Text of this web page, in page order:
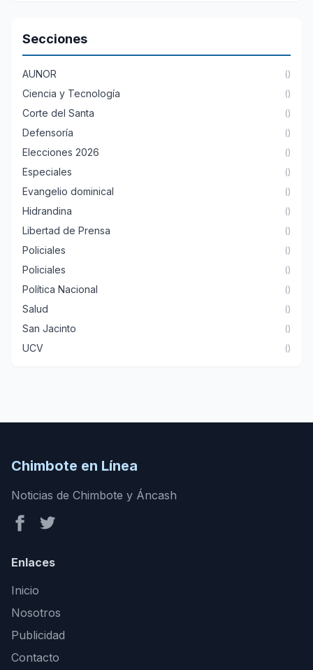
Secciones
AUNOR ()
Ciencia y Tecnología ()
Corte del Santa ()
Defensoría ()
Elecciones 2026 ()
Especiales ()
Evangelio dominical ()
Hidrandina ()
Libertad de Prensa ()
Policiales ()
Policiales ()
Política Nacional ()
Salud ()
San Jacinto ()
UCV ()
Chimbote en Línea
Noticias de Chimbote y Áncash
Enlaces
Inicio
Nosotros
Publicidad
Contacto